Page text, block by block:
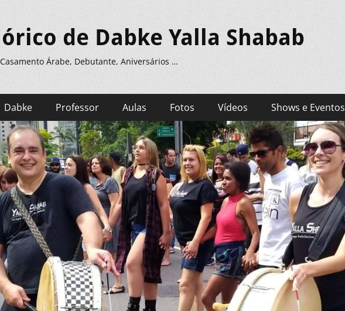
de Dabke Yalla Shabab
Árabe, Debutante, Aniversários …
Dabke Professor Aulas Fotos Vídeos Shows e Eventos